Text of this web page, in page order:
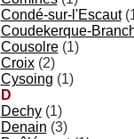
Condé-sur-l'Escaut
Coudekerque-
Cousolre(1)
Croix(2)
Cysoing (1)
D
Dechy(1)
Denain (3)